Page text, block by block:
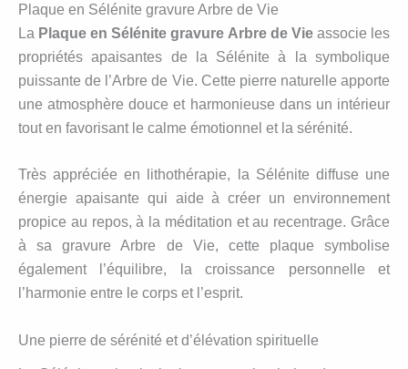
Plaque en Sélénite gravure Arbre de Vie
La Plaque en Sélénite gravure Arbre de Vieassocie les
propriétés apaisantes de la Sélénite à la symbolique
puissante de l’Arbre de Vie. Cette pierre naturelle apporte
une atmosphère douce et harmonieuse dans un intérieur
tout en favorisant le calme émotionnel et la sérénité.
Très appréciée en lithothérapie, la Sélénite diffuse une
énergie apaisante qui aide à créer un environnement
propice au repos, à la méditation et au recentrage. Grâce
à sa gravure Arbre de Vie, cette plaque symbolise
également l’équilibre, la croissance personnelle et
l’harmonie entre le corps et l’esprit.
Une pierre de sérénité et d’élévation spirituelle